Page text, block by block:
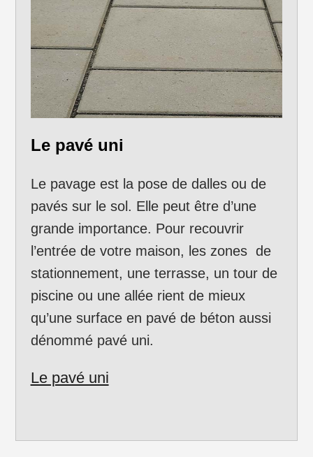
Le pavé uni
Le pavage est la pose de dalles ou de
pavés sur le sol. Elle peut être d’une
grande importance. Pour recouvrir
l’entrée de votre maison, les zones de
stationnement, une terrasse, un tour de
piscine ou une allée rient de mieux
qu’une surface en pavé de béton aussi
dénommé pavé uni.
Le pavé uni